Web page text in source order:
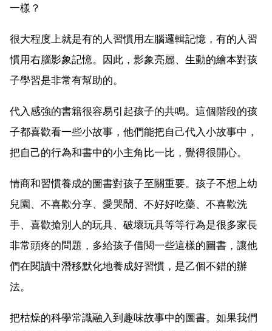
一樣？
很大程度上就是有的人習慣用左腦邏輯記憶，有的人習
慣用右腦影象記憶。因此，影象亮麗、生動的繪本對孩
子學習是非常有幫助的。
代入感強的書籍很容易引起孩子的共鳴。這個階段的孩
子都喜歡看一些小故事，他們能把自己代入小故事中，
把自己的行為和書中的小主角比一比，覺得很開心。
情商和習慣養成的圖書對孩子至關重要。孩子不想上幼
兒園、不喜歡分享、愛哭鬧、不好好吃藥、不喜歡洗
手、喜歡搶別人的玩具、破壞玩具等等行為是很多家長
非常頭疼的問題，多給孩子借閱一些這樣的圖書，讓他
們在閱讀中潛移默化地養成好習慣，是乙個不錯的辦
法。
把枯燥的科學常識融入到趣味故事中的圖書。如果我們